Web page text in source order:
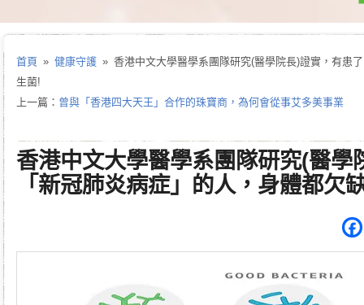
首頁 » 健康守護 » 香港中文大學醫學系團隊研究(醫學院長)證實，有患
生菌!
上一篇： 曾與「香港四大天王」合作的珠寶商，為何會從事艾多美事業
香港中文大學醫學系團隊研究(醫學
「新冠肺炎病症」的人，身體都欠